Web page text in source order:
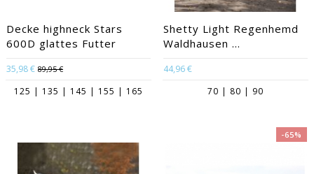
Decke highneck Stars
600D glattes Futter
35,98 € 89,95 €
125 | 135 | 145 | 155 | 165
Shetty Light Regenhemd
Waldhausen ...
44,96 €
70 | 80 | 90
-65%